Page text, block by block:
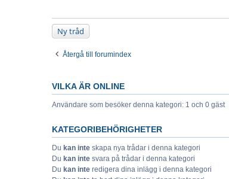
Ny tråd
Återgå till forumindex
VILKA ÄR ONLINE
Användare som besöker denna kategori: 1 och 0 gäst
KATEGORIBEHÖRIGHETER
Du kan inte skapa nya trådar i denna kategori
Du kan inte svara på trådar i denna kategori
Du kan inte redigera dina inlägg i denna kategori